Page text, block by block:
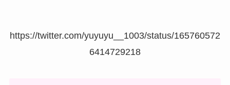
https://twitter.com/yuyuyu__1003/status/165760572
6414729218